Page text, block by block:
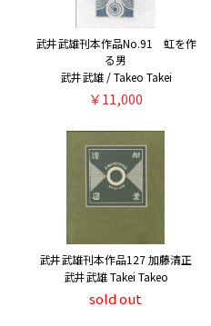
武井武雄刊本作品No.91 虹を作
る男
武井武雄 / Takeo Takei
￥11,000
武井武雄刊本作品127 加藤清正
武井武雄 Takei Takeo
sold out